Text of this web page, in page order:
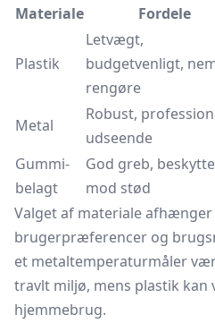
Materiale
Fordele
Plastik
Letvægt,
budgetvenligt,
rengøre
Metal
Robust,
udseende
Gummi-
belagt
God greb,
mod stød
Valget af materiale
brugerpræferencer og
et metaltemperaturmåler
travlt miljø, mens plastik
hjemmebrug.